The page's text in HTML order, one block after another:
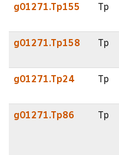
g01271.Tp155 Tp
g01271.Tp158 Tp
g01271.Tp24 Tp
g01271.Tp86 Tp